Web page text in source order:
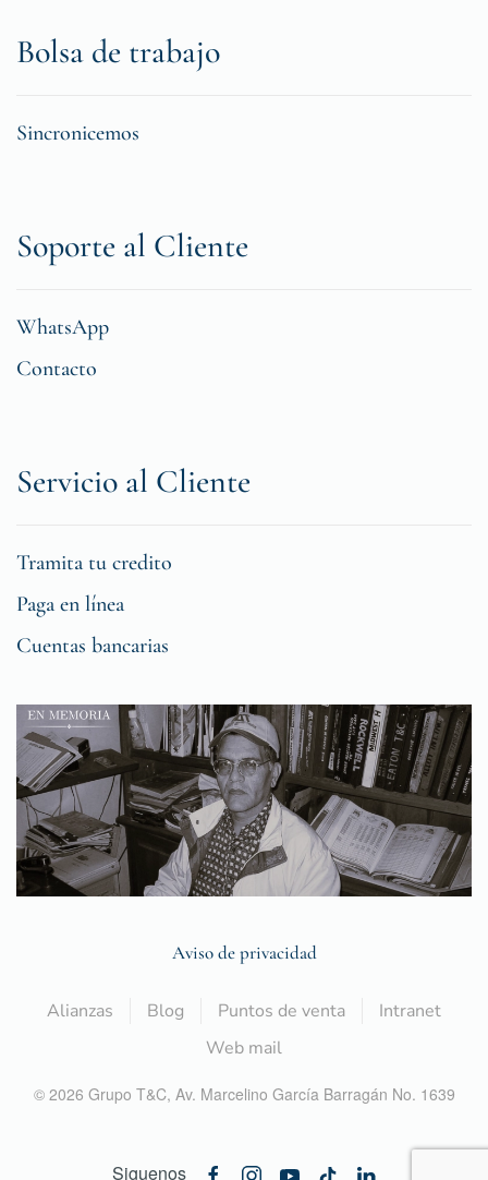
Bolsa de trabajo
Sincronicemos
Soporte al Cliente
WhatsApp
Contacto
Servicio al Cliente
Tramita tu credito
Paga en línea
Cuentas bancarias
Aviso de privacidad
Alianzas Blog Puntos de venta
Intranet
Web mail
© 2026 Grupo T&C, Av. Marcelino García Barragán No. 1639
Siguenos